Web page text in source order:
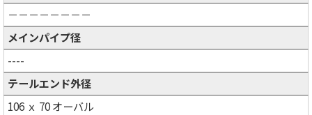
－－－－－－－－
メインパイプ径
----
テールエンド外径
106 ｘ 70 オーバル